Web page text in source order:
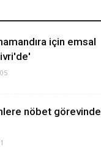
için emsal
nöbet görevinde